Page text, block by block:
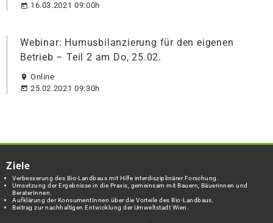
16.03.2021 09:00h
Webinar: Humusbilanzierung für den eigenen
Betrieb – Teil 2 am Do, 25.02.
Online
25.02.2021 09:30h
Ziele
Verbesserung des Bio-Landbaus mit Hilfe interdisziplinärer Forschung.
Umsetzung der Ergebnisse in die Praxis, gemeinsam mit Bauern, Bäuerinnen und
BeraterInnen.
Aufklärung der KonsumentInnen über die Vorteile des Bio-Landbaus.
Beitrag zur nachhaltigen Entwicklung der Umweltstadt Wien.